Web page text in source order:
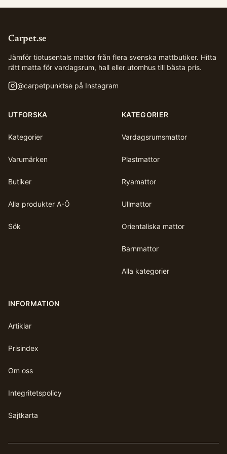
Carpet.se
Jämför tiotusentals mattor från flera svenska mattbutiker. Hitta
rätt matta för vardagsrum, hall eller utomhus till bästa pris.
@carpetpunktse på Instagram
UTFORSKA
Kategorier
Varumärken
Butiker
Alla produkter A-Ö
Sök
KATEGORIER
Vardagsrumsmattor
Plastmattor
Ryamattor
Ullmattor
Orientaliska mattor
Barnmattor
Alla kategorier
INFORMATION
Artiklar
Prisindex
Om oss
Integritetspolicy
Sajtkarta